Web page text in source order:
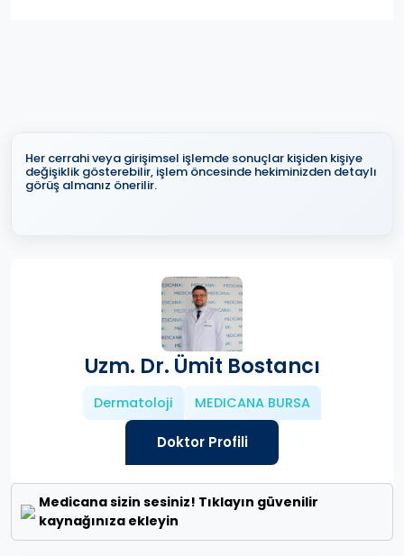
Her cerrahi veya girişimsel işlemde sonuçlar kişiden kişiye
değişiklik gösterebilir, işlem öncesinde hekiminizden detaylı
görüş almanız önerilir.
Uzm. Dr. Ümit Bostancı
Dermatoloji MEDICANA BURSA
Doktor Profili
Medicana sizin sesiniz! Tıklayın güvenilir
kaynağınıza ekleyin